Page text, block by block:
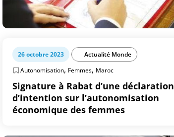
26 octobre 2023
Actualité Monde
Autonomisation, Femmes, Maroc
Signature à Rabat d’une déclaration
d’intention sur l’autonomisation
économique des femmes